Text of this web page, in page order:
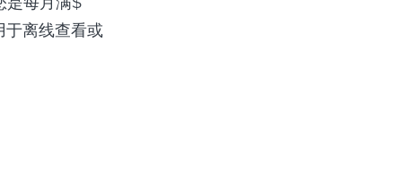
于离线查看或